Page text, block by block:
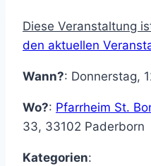
Diese Veranstaltung
den aktuellen
Wann?: Donnerstag,
Wo?: Pfarrheim St.
33, 33102 Paderborn
Kategorien: